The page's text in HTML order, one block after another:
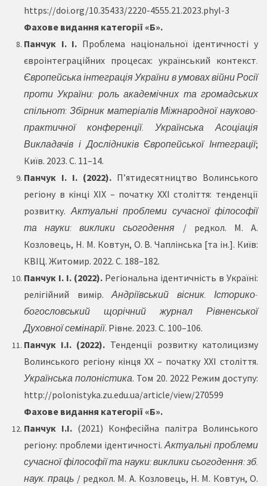
https://doi.org/10.35433/2220-4555.21.2023.phyl-3
Фахове видання категорії «Б».
Панчук І. І. Проблема національної ідентичності у
євроінтеграційних процесах: український контекст.
Європейська інтеграція України в умовах війни Росії
проти України: роль академічних та громадських
спільнот: Збірник матеріалів Міжнародної науково-
практичної конференції. Українська Асоціація
Викладачів і Дослідників Європейської Інтеграції;
Київ. 2023. С. 11–14.
Панчук І. І. (2022). П’ятидесятництво Волинського
регіону в кінці ХІХ – початку ХХІ століття: тенденції
розвитку.Актуальні проблеми сучасної філософії
та науки: виклики сьогодення / редкол. М. А.
Козловець, Н. М. Ковтун, О. В. Чаплінська [та ін.]. Київ:
КВІЦ. Житомир. 2022. С. 188–182.
Панчук І. І. (2022). Регіональна ідентичність в Україні:
релігійний вимір.Андріївський вісник. Історико-
богословський щорічний журнал Рівненської
Духовної семінарії. Рівне. 2023. С. 100–106.
Панчук І.І. (2022). Тенденції розвитку католицизму
Волинського регіону кінця ХХ – початку ХХІ століття.
Українська полоністика. Том 20. 2022 Режим доступу:
http://polonistyka.zu.edu.ua/article/view/270599
Фахове видання категорії «Б».
Панчук І.І. (2021) Конфесійна палітра Волинського
регіону: проблеми ідентичності.Актуальні проблеми
сучасної філософії та науки: виклики сьогодення: зб.
наук. праць / редкол. М. А. Козловець, Н. М. Ковтун, О.